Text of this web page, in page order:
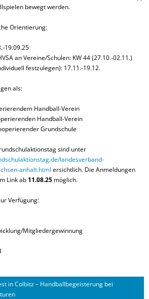
bewegt werden.
Orientierung:
19.09.25
an Vereine/Schulen: KW 44 (27.10.-02.11.)
festzulegen): 17.11.-19.12.
als:
Handball-Verein
Handball-Verein
Grundschule
sind unter
landesverband-
anhalt.html ersichtlich. Die Anmeldungen
Link ab 11.08.25 möglich.
Verfügung:
Mitgliedergewinnung
in Colbitz – Handballbegeisterung bei